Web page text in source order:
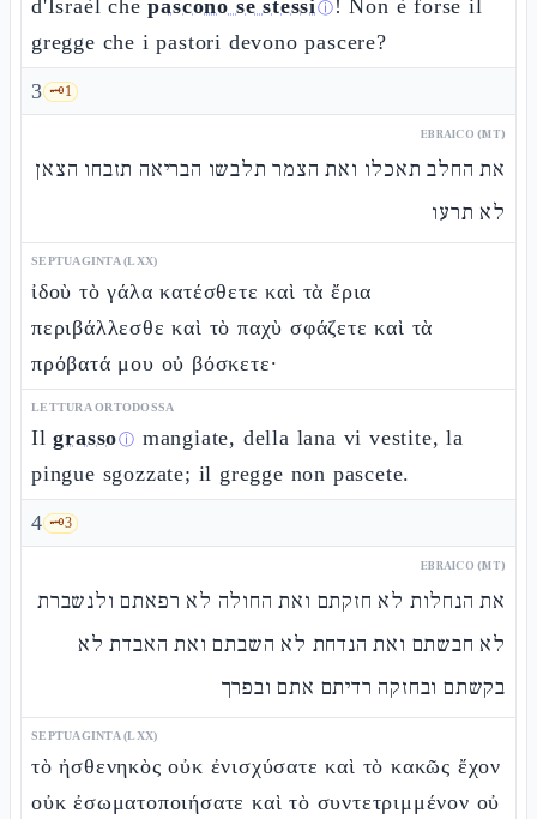
d'Israèl chepascono se stessiⓘ ! Non è forse il
gregge che i pastori devono pascere?
3 🗝️1
EBRAICO (MT)
את החלב תאכלו ואת הצמר תלבשו הבריאה תזבחו הצאן
לא תרעו
SEPTUAGINTA (LXX)
ἰδοὺ τὸ γάλα κατέσθετε καὶ τὰ ἔρια
περιβάλλεσθε καὶ τὸ παχὺ σφάζετε καὶ τὰ
πρόβατά μου οὐ βόσκετε·
LETTURA ORTODOSSA
Ilgrassoⓘ mangiate, della lana vi vestite, la
pingue sgozzate; il gregge non pascete.
4 🗝️3
EBRAICO (MT)
את הנחלות לא חזקתם ואת החולה לא רפאתם ולנשברת
לא חבשתם ואת הנדחת לא השבתם ואת האבדת לא
בקשתם ובחזקה רדיתם אתם ובפרך
SEPTUAGINTA (LXX)
τὸ ἠσθενηκὸς οὐκ ἐνισχύσατε καὶ τὸ κακῶς ἔχον
οὐκ ἐσωματοποιήσατε καὶ τὸ συντετριμμένον οὐ